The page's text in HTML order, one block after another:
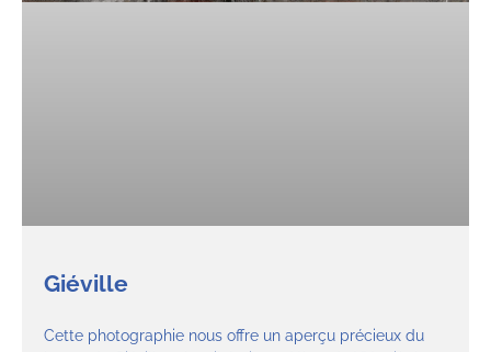
Giéville
Cette photographie nous offre un aperçu précieux du